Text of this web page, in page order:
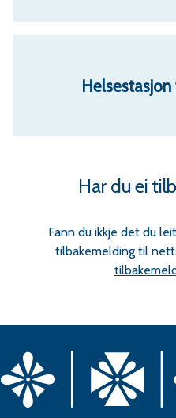
Har du ei
Fann du ikkje det du
tilbakemelding til